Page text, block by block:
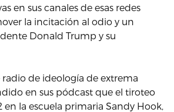
en sus canales de esas redes
la incitación al odio y un
Donald Trump y su
de ideología de extrema
en sus pódcast que el tiroteo
en la escuela primaria Sandy Hook,